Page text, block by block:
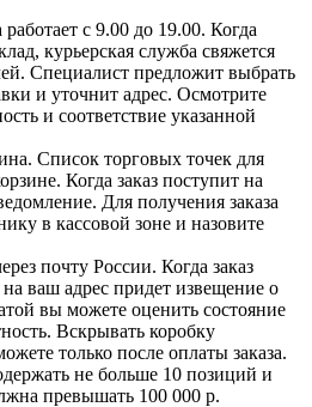
работает с 9.00 до 19.00. Когда
курьерская служба свяжется
Специалист предложит выбрать
и уточнит адрес. Осмотрите
и соответствие указанной
Список торговых точек для
Когда заказ поступит на
Для получения заказа
в кассовой зоне и назовите
почту России. Когда заказ
ваш адрес придет извещение о
вы можете оценить состояние
Вскрывать коробку
только после оплаты заказа.
не больше 10 позиций и
превышать 100 000 р.